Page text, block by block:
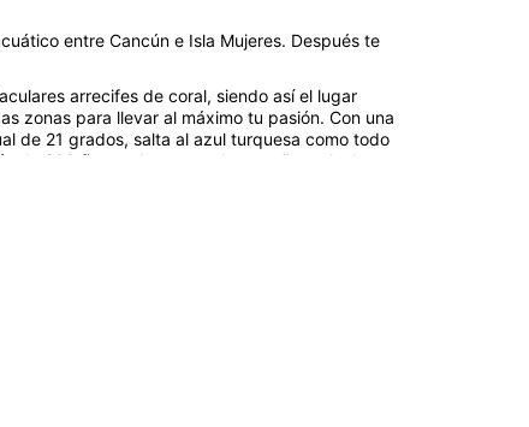
entre Cancún e Isla Mujeres. Después te
arrecifes de coral, siendo así el lugar
zonas para llevar al máximo tu pasión. Con una
de 21 grados, salta al azul turquesa como todo
de 200 figuras humanas de tamaño real, obra y
un traje de baño! La mejor manera de explorarlo
de profundidad y cientos de estatuas para
actualmente las piezas están cubiertas de
convierte al Museo Subacuático en un arrecife
metros de profundidad)